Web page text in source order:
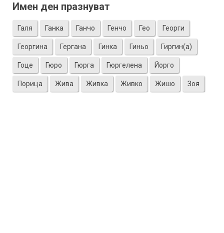
Имен ден празнуват
Галя Ганка Ганчо Генчо Гео Георги
Георгина Гергана Гинка Гиньо Гиргин(а)
Гоце Гюро Гюрга Гюргелена Йорго
Порица Жива Живка Живко Жишо Зоя